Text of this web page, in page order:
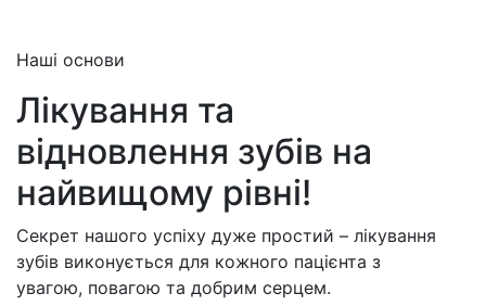
Наші основи
Лікування та
відновлення зубів на
найвищому рівні!
Секрет нашого успіху дуже простий – лікування
зубів виконується для кожного пацієнта з
увагою, повагою та добрим серцем.